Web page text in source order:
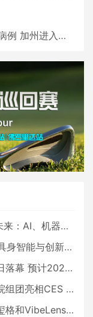
进入紧急状态
器人与智能生活大爆发
新领域 中国公司大放异彩
行业收入将超五千亿美元
亮相CES 广受好评
共同推出全新耳机